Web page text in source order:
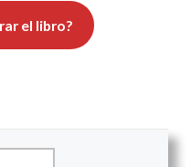
el libro?